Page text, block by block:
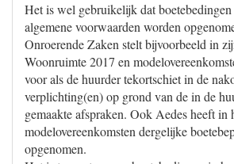
Het is wel gebruikelijk dat
algemene voorwaarden worden
Onroerende Zaken stelt bijvoorbeeld in
Woonruimte 2017 en
voor als de huurder tekortschiet in de
verplichting(en) op grond van de in de
gemaakte afspraken. Ook Aedes heeft in
modelovereenkomsten dergelijke
opgenomen.